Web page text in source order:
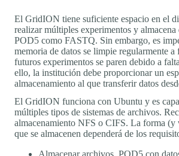
El GridION tiene suficiente espacio en el
realizar múltiples experimentos y almacena
POD5 como FASTQ. Sin embargo, es
memoria de datos se limpie regularmente
futuros experimentos se paren debido a
ello, la institución debe proporcionar un
almacenamiento al que transferir datos
El GridION funciona con Ubuntu y es
múltiples tipos de sistemas de archivos.
almacenamiento NFS o CIFS. La forma (y
que se almacenen dependerá de los
Almacenar archivos .POD5 con